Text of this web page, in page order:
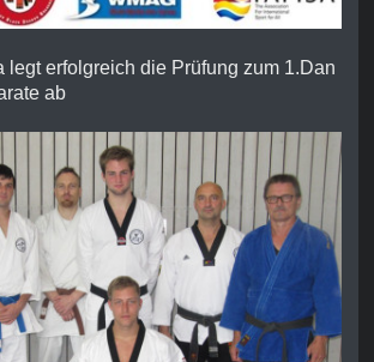
legt erfolgreich die Prüfung zum 1.Dan
ab